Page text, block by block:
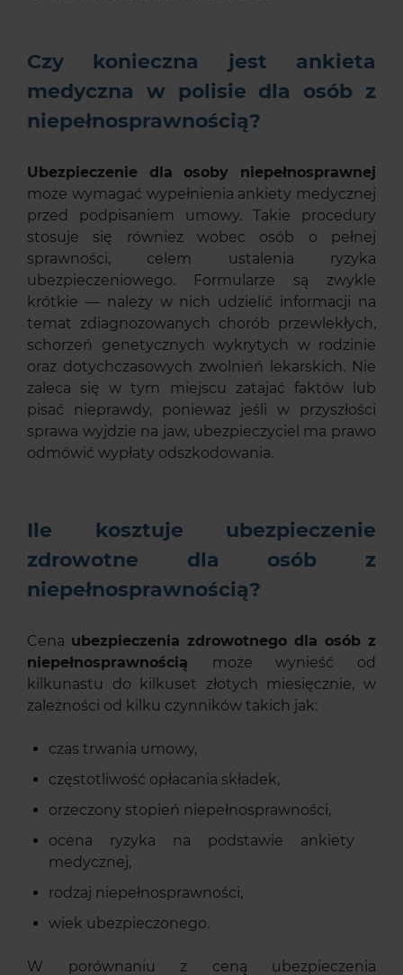
Czy konieczna jest ankieta
medyczna w polisie dla osób z
niepełnosprawnością?
Ubezpieczenie dla osoby niepełnosprawnej
może wymagać wypełnienia ankiety medycznej
przed podpisaniem umowy. Takie procedury
stosuje się również wobec osób o pełnej
sprawności, celem ustalenia ryzyka
ubezpieczeniowego. Formularze są zwykle
krótkie — należy w nich udzielić informacji na
temat zdiagnozowanych chorób przewlekłych,
schorzeń genetycznych wykrytych w rodzinie
oraz dotychczasowych zwolnień lekarskich. Nie
zaleca się w tym miejscu zatajać faktów lub
pisać nieprawdy, ponieważ jeśli w przyszłości
sprawa wyjdzie na jaw, ubezpieczyciel ma prawo
odmówić wypłaty odszkodowania.
Ile kosztuje ubezpieczenie
zdrowotne dla osób z
niepełnosprawnością?
Cena ubezpieczenia zdrowotnego dla osób z
niepełnosprawnością może wynieść od
kilkunastu do kilkuset złotych miesięcznie, w
zależności od kilku czynników takich jak:
czas trwania umowy,
częstotliwość opłacania składek,
orzeczony stopień niepełnosprawności,
ocena ryzyka na podstawie ankiety
medycznej,
rodzaj niepełnosprawności,
wiek ubezpieczonego.
W porównaniu z ceną ubezpieczenia